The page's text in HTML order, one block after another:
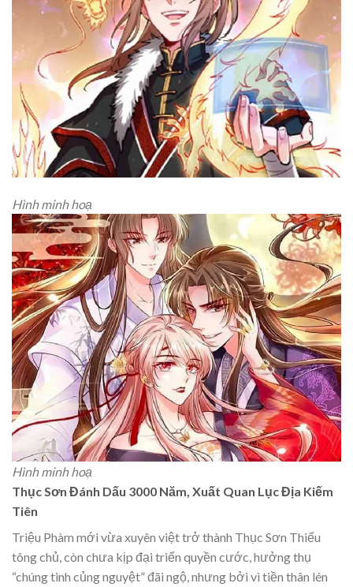
Hình minh hoạ
Hình minh hoạ
Thục Sơn Đánh Dấu 3000 Năm, Xuất Quan Lục Địa Kiếm
Tiên
Triệu Phàm mới vừa xuyên việt trở thành Thục Sơn Thiếu
tông chủ, còn chưa kịp đại triển quyền cước, hưởng thụ
“chúng tinh củng nguyệt” đãi ngộ, nhưng bởi vì tiền thân lén